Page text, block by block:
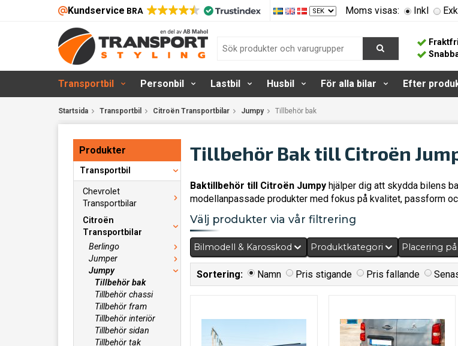
Kundservice BRA Moms visas: Inkl
Transportbil Personbil Lastbil Husbil För alla bilar Efter
Startsida Transportbil Citroën Transportbilar Jumpy Tillbehör bak
Produkter
Transportbil
Chevrolet
Transportbilar
Citroën
Transportbilar
Berlingo
Jumper
Jumpy
Tillbehör bak
Tillbehör chassi
Tillbehör fram
Tillbehör interiör
Tillbehör sidan
Tillbehör tak
Tillbehör Bak till Citroën
Baktillbehör till Citroën Jumpy hjälper dig att skydda bilens
modellanpassade produkter med fokus på kvalitet, passform
Välj produkter via vår filtrering
Bilmodell & Karosskod Produktkategori Placering på
Sortering: Namn Pris stigande Pris fallande